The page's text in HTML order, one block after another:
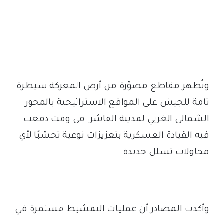
وتُظهر مقاطع مصوّرة من أرض المعركة سيطرة
تامة للجيش على المواقع الاستراتيجية بالمحور
الشمالي الغربي لمدينة الفاشر في وقت دفعت
فيه القيادة العسكرية بتعزيزات نوعية تحسّبًا لأي
محاولات تسلل جديدة.
وأكدت المصادر أن عمليات التمشيط مستمرة في